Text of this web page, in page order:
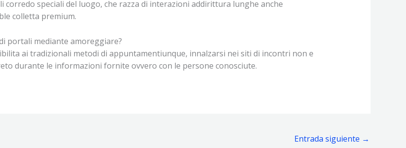
speciali del luogo, che razza di interazioni addirittura lunghe anche
colletta premium.
portali mediante amoreggiare?
ai tradizionali metodi di appuntamentiunque, innalzarsi nei siti di incontri non e
durante le informazioni fornite ovvero con le persone conosciute.
Entrada siguiente →